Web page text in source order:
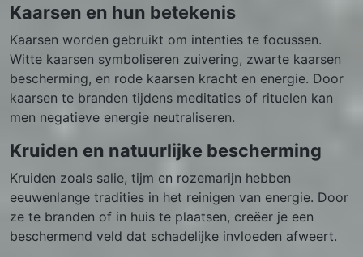
Kaarsen en hun betekenis
Kaarsen worden gebruikt om intenties te focussen.
Witte kaarsen symboliseren zuivering, zwarte kaarsen
bescherming, en rode kaarsen kracht en energie. Door
kaarsen te branden tijdens meditaties of rituelen kan
men negatieve energie neutraliseren.
Kruiden en natuurlijke bescherming
Kruiden zoals salie, tijm en rozemarijn hebben
eeuwenlange tradities in het reinigen van energie. Door
ze te branden of in huis te plaatsen, creëer je een
beschermend veld dat schadelijke invloeden afweert.